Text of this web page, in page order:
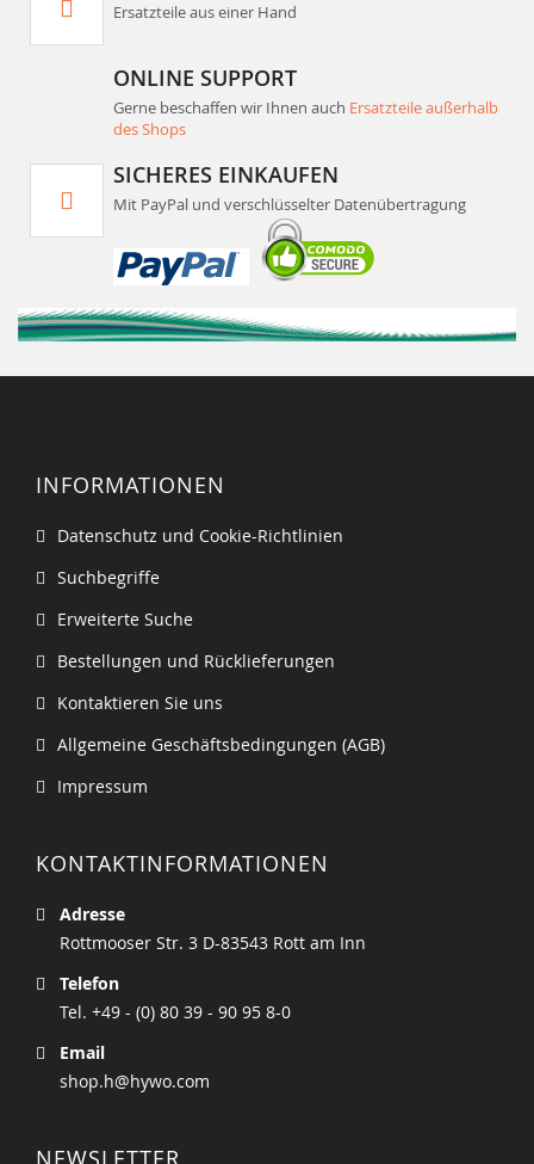
Ersatzteile aus einer Hand
ONLINE SUPPORT
Gerne beschaffen wir Ihnen auch Ersatzteile außerhalb
des Shops
SICHERES EINKAUFEN
Mit PayPal und verschlüsselter Datenübertragung
INFORMATIONEN
Datenschutz und Cookie-Richtlinien
Suchbegriffe
Erweiterte Suche
Bestellungen und Rücklieferungen
Kontaktieren Sie uns
Allgemeine Geschäftsbedingungen (AGB)
Impressum
KONTAKTINFORMATIONEN
Adresse
Rottmooser Str. 3 D-83543 Rott am Inn
Telefon
Tel. +49 - (0) 80 39 - 90 95 8-0
Email
shop.h@hywo.com
NEWSLETTER